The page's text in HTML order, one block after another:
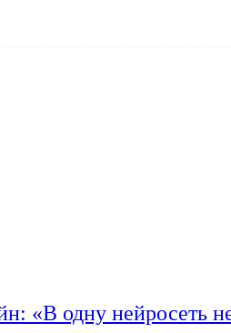
«В одну нейросеть